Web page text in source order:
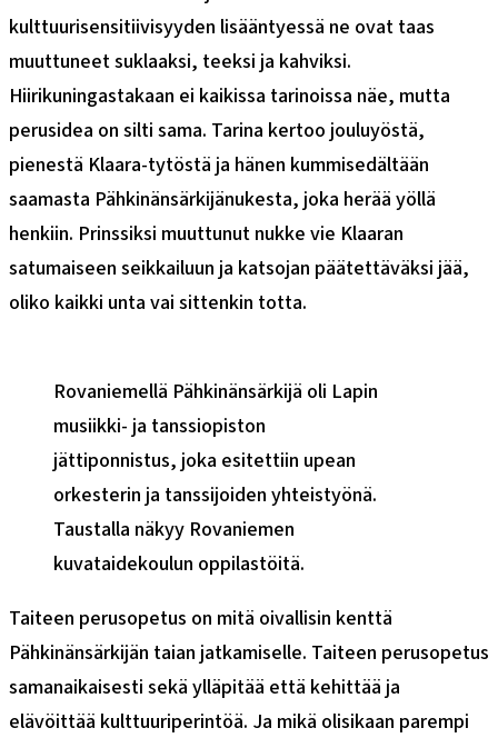
kulttuurisensitiivisyyden lisääntyessä ne ovat taas
muuttuneet suklaaksi, teeksi ja kahviksi.
Hiirikuningastakaan ei kaikissa tarinoissa näe, mutta
perusidea on silti sama. Tarina kertoo jouluyöstä,
pienestä Klaara-tytöstä ja hänen kummisedältään
saamasta Pähkinänsärkijänukesta, joka herää yöllä
henkiin. Prinssiksi muuttunut nukke vie Klaaran
satumaiseen seikkailuun ja katsojan päätettäväksi jää,
oliko kaikki unta vai sittenkin totta.
Rovaniemellä Pähkinänsärkijä oli Lapin
musiikki- ja tanssiopiston
jättiponnistus, joka esitettiin upean
orkesterin ja tanssijoiden yhteistyönä.
Taustalla näkyy Rovaniemen
kuvataidekoulun oppilastöitä.
Taiteen perusopetus on mitä oivallisin kenttä
Pähkinänsärkijän taian jatkamiselle. Taiteen perusopetus
samanaikaisesti sekä ylläpitää että kehittää ja
elävöittää kulttuuriperintöä. Ja mikä olisikaan parempi